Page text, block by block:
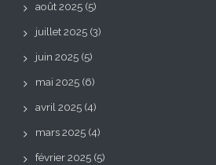
août 2025 (5)
juillet 2025 (3)
juin 2025 (5)
mai 2025 (6)
avril 2025 (4)
mars 2025 (4)
février 2025 (5)